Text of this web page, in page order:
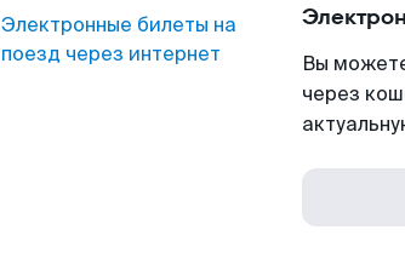
Электронные билеты на
поезд через интернет
Вы
через